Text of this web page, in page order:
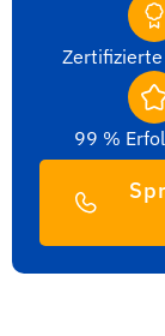
99 %